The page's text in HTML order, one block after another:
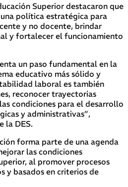
Superior destacaron que
política estratégica para
y no docente, brindar
y fortalecer el funcionamiento
un paso fundamental en la
educativo más sólido y
laboral es también
reconocer trayectorias
condiciones para el desarrollo
y administrativas”,
la DES.
forma parte de una agenda
las condiciones
al promover procesos
y basados en criterios de